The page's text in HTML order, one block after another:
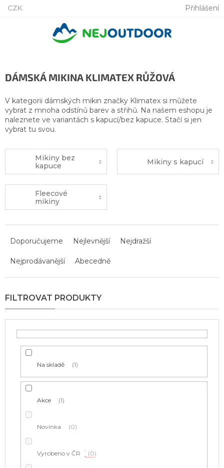
Přejít
CZK Přihlášení
DÁMSKÁ MIKINA KLIMATEX RŮŽOVÁ
V kategorii dámských mikin značky Klimatex si můžete
vybrat z mnoha odstínů barev a střihů. Na našem eshopu je
naleznete ve variantách s kapucí/bez kapuce. Stačí si jen
vybrat tu svou.
Mikiny bez
kapuce
Mikiny s kapucí
Fleecové
mikiny
n
p
r
o
Doporučujeme Nejlevnější Nejdražší
Nejprodávanější Abecedně
Na skladě 1
Akce 1
Novinka 0
Vyrobeno v ČR 0